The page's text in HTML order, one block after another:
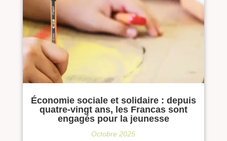
Économie sociale et solidaire : depuis
quatre-vingt ans, les Francas sont
engagés pour la jeunesse
Octobre 2025